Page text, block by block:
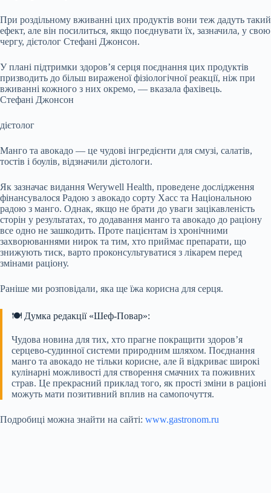
При роздільному вживанні цих продуктів вони теж дадуть такий
ефект, але він посилиться, якщо поєднувати їх, зазначила, у свою
чергу, дієтолог Стефані Джонсон.
У плані підтримки здоров’я серця поєднання цих продуктів
призводить до більш вираженої фізіологічної реакції, ніж при
вживанні кожного з них окремо, — вказала фахівець.
Стефані Джонсон
дієтолог
Манго та авокадо — це чудові інгредієнти для смузі, салатів,
тостів і боулів, відзначили дієтологи.
Як зазначає видання Werywell Health, проведене дослідження
фінансувалося Радою з авокадо сорту Хасс та Національною
радою з манго. Однак, якщо не брати до уваги зацікавленість
сторін у результатах, то додавання манго та авокадо до раціону
все одно не зашкодить. Проте пацієнтам із хронічними
захворюваннями нирок та тим, хто приймає препарати, що
знижують тиск, варто проконсультуватися з лікарем перед
змінами раціону.
Раніше ми розповідали, яка ще їжа корисна для серця.
🍽️ Думка редакції «Шеф-Повар»:
Чудова новина для тих, хто прагне покращити здоров’я
серцево-судинної системи природним шляхом. Поєднання
манго та авокадо не тільки корисне, але й відкриває широкі
кулінарні можливості для створення смачних та поживних
страв. Це прекрасний приклад того, як прості зміни в раціоні
можуть мати позитивний вплив на самопочуття.
Подробиці можна знайти на сайті: www.gastronom.ru